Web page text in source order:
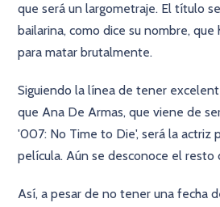
que será un largometraje. El título
bailarina, como dice su nombre,
para matar brutalmente.
Siguiendo la línea de tener
que Ana De Armas, que viene de
'007: No Time to Die', será la actriz
película. Aún se desconoce el resto
Así, a pesar de no tener una fecha